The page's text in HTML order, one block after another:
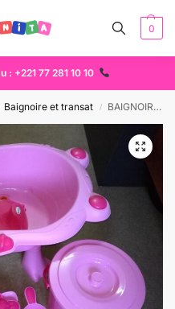
0
: +221 77 281 10 10
Baignoire et transat / BAIGNOIRE COMPLETE 6PCS ROSE